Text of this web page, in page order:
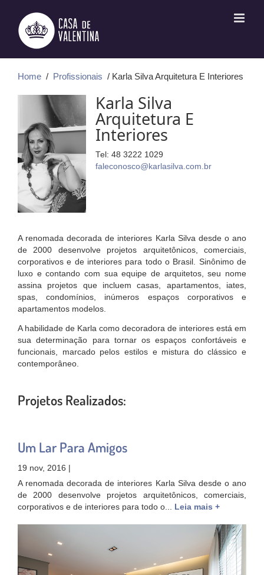
conteúdo
Home / Profissionais / Karla Silva Arquitetura E Interiores
Karla Silva
Arquitetura E
Interiores
Tel: 48 3222 1029
faleconosco@karlasilva.com.br
A renomada decorada de interiores Karla Silva desde o ano
de 2000 desenvolve projetos arquitetônicos, comerciais,
corporativos e de interiores para todo o Brasil. Sinônimo de
luxo e contando com sua equipe de arquitetos, seu nome
assina projetos que incluem casas, apartamentos, iates,
spas, condomínios, inúmeros espaços corporativos e
apartamentos modelos.
A habilidade de Karla como decoradora de interiores está em
sua determinação para tornar os espaços confortáveis e
funcionais, marcado pelos estilos e mistura do clássico e
contemporâneo.
Projetos Realizados:
Um Lar Para Amigos
19 nov, 2016 |
A renomada decorada de interiores Karla Silva desde o ano
de 2000 desenvolve projetos arquitetônicos, comerciais,
corporativos e de interiores para todo o... Leia mais +